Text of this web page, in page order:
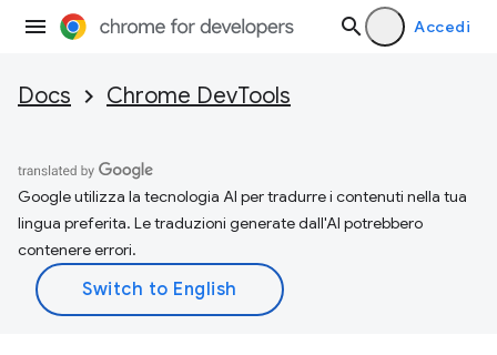
Accedi
Docs Chrome DevTools
Google utilizza la tecnologia AI per tradurre i contenuti nella tua
lingua preferita. Le traduzioni generate dall'AI potrebbero
contenere errori.